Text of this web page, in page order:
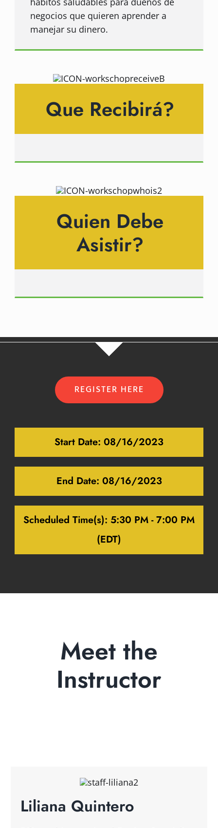
negocios que quieren aprender a
manejar su dinero.
Que Recibirá?
Quien Debe
Asistir?
REGISTER HERE
Start Date: 08/16/2023
End Date: 08/16/2023
Scheduled Time(s): 5:30 PM - 7:00 PM
(EDT)
Meet the
Instructor
Liliana Quintero